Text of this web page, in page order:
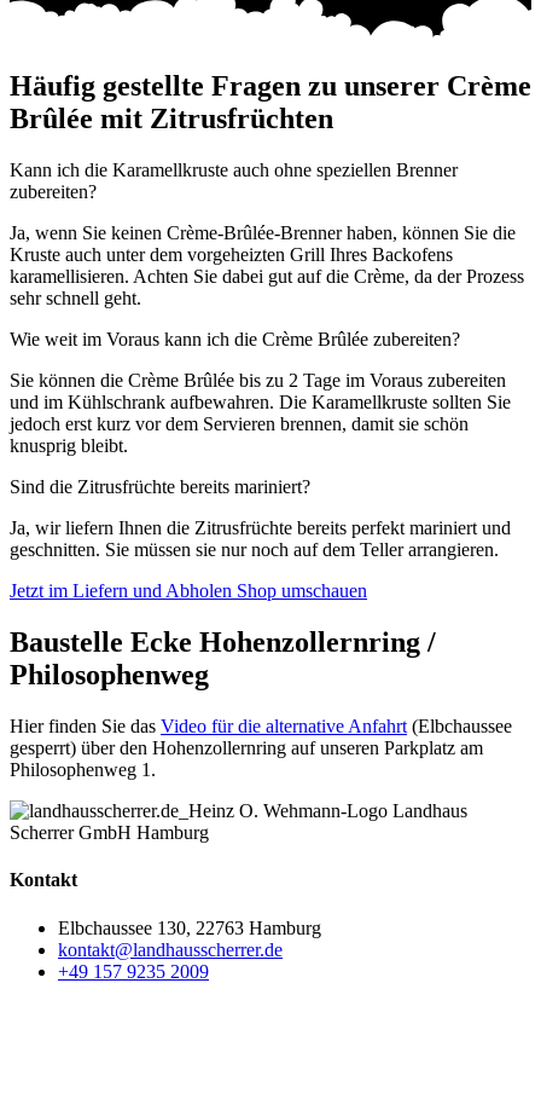
Häufig gestellte Fragen zu unserer Crème
Brûlée mit Zitrusfrüchten
Kann ich die Karamellkruste auch ohne speziellen Brenner
zubereiten?
Ja, wenn Sie keinen Crème-Brûlée-Brenner haben, können Sie die
Kruste auch unter dem vorgeheizten Grill Ihres Backofens
karamellisieren. Achten Sie dabei gut auf die Crème, da der Prozess
sehr schnell geht.
Wie weit im Voraus kann ich die Crème Brûlée zubereiten?
Sie können die Crème Brûlée bis zu 2 Tage im Voraus zubereiten
und im Kühlschrank aufbewahren. Die Karamellkruste sollten Sie
jedoch erst kurz vor dem Servieren brennen, damit sie schön
knusprig bleibt.
Sind die Zitrusfrüchte bereits mariniert?
Ja, wir liefern Ihnen die Zitrusfrüchte bereits perfekt mariniert und
geschnitten. Sie müssen sie nur noch auf dem Teller arrangieren.
Jetzt im Liefern und Abholen Shop umschauen
Baustelle Ecke Hohenzollernring /
Philosophenweg
Hier finden Sie das Video für die alternative Anfahrt (Elbchaussee
gesperrt) über den Hohenzollernring auf unseren Parkplatz am
Philosophenweg 1.
Kontakt
Elbchaussee 130, 22763 Hamburg
kontakt@landhausscherrer.de
+49 157 9235 2009